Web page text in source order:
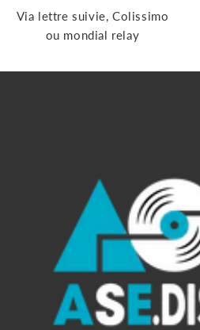
Via lettre suivie, Colissimo
ou mondial relay